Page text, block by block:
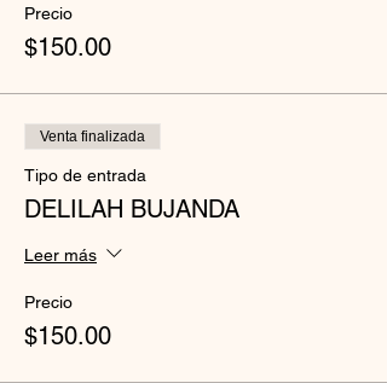
Precio
$150.00
Venta finalizada
Tipo de entrada
DELILAH BUJANDA
Leer más
Precio
$150.00